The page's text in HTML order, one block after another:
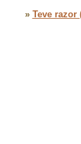
» Teve razor